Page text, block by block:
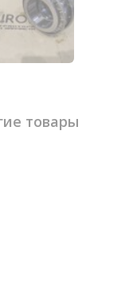
товары